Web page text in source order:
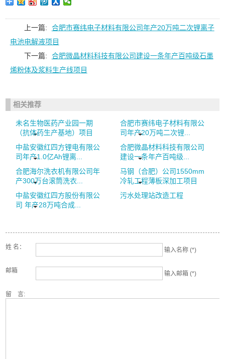
上一篇:
合肥市赛纬电子材料有限公司年产20万吨二次锂离子
电池电解液项目
下一篇:
合肥微晶材料科技有限公司建设一条年产百吨级石墨
烯粉体及浆料生产线项目
相关推荐
未名生物医药产业园一期
（抗体药生产基地）项目
合肥市赛纬电子材料有限公
司年产20万吨二次锂...
中盐安徽红四方锂电有限公
司年产1.0亿Ah锂离...
合肥微晶材料科技有限公司
建设一条年产百吨级...
合肥海尔洗衣机有限公司年
产300万台滚筒洗衣...
马钢（合肥）公司1550mm
冷轧工程薄板深加工项目
中盐安徽红四方股份有限公
司 年产28万吨合成...
污水处理站改造工程
姓 名： 输入名称 (*)
邮箱 输入邮箱 (*)
留 言: